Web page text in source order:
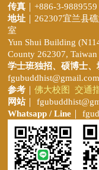
传真 ｜+886-3-9889559
地址 ｜262307宜兰县
室
Yun Shui Building
County 262307,
学士班独招、 硕博士、
fgubuddhist@gmail.com
参考
佛大校图
交通
网站｜
Whatsapp / Line ｜